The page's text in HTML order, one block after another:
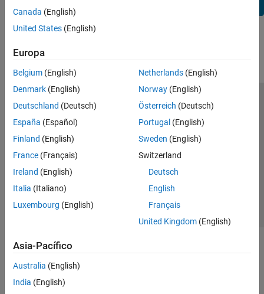
Real-Time Simulation and Testing
Workflows
Reporting and Database Access
Systems Engineering
Code Generation
Verification, Validation, and Test
Cloud Capabilities
Teaching and Learning
Mathematics and Optimization
Signal Processing
Test and Measurement
RF and Mixed Signal
Wireless Communications
How useful was this information?
Canada (English)
United States (English)
Europa
Belgium (English)
Denmark (English)
Deutschland (Deutsch)
España (Español)
Finland (English)
France (Français)
Ireland (English)
Italia (Italiano)
Luxembourg (English)
Netherlands(English)
Norway(English)
Österreich (Deutsch)
Portugal (English)
Sweden (English)
Switzerland
Deutsch
English
Français
United Kingdom(English)
Asia-Pacífico
Australia (English)
India (English)
Centro de confianza
Marcas comerciales
Política de privacidad
Antipiratería
Estado de las aplicaciones
Información de contacto
© 1994-2026 The MathWorks, Inc.